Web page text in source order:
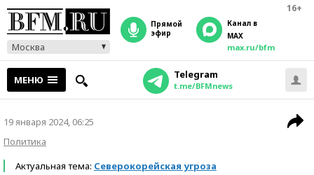
16+
Москва
прямой
эфир
Канал в
MAX
max.ru/bfm
МЕНЮ Telegram
t.me/BFMnews
19 января 2024, 06:25
Политика
Актуальная тема: Северокорейская угроза